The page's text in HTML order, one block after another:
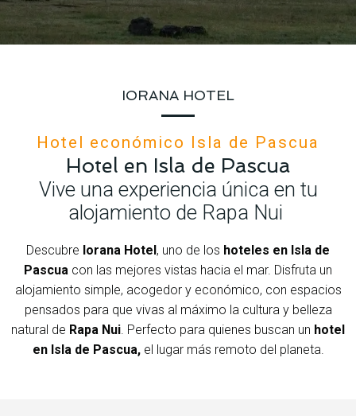
IORANA HOTEL
Hotel económico Isla de Pascua
Hotel en Isla de Pascua
Vive una experiencia única en tu
alojamiento de Rapa Nui
Descubre Iorana Hotel, uno de los hoteles en Isla de
Pascua con las mejores vistas hacia el mar. Disfruta un
alojamiento simple, acogedor y económico, con espacios
pensados para que vivas al máximo la cultura y belleza
natural de Rapa Nui. Perfecto para quienes buscan un hotel
en Isla de Pascua,el lugar más remoto del planeta.